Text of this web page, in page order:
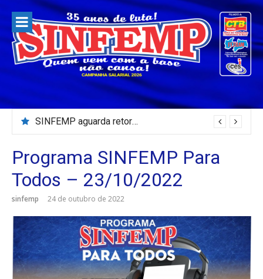
para
conteúdo
SINFEMP aguarda retorno as demandas dos servidores de Patos até dia 13 de agosto
Programa SINFEMP Para
Todos – 23/10/2022
sinfemp 24 de outubro de 2022